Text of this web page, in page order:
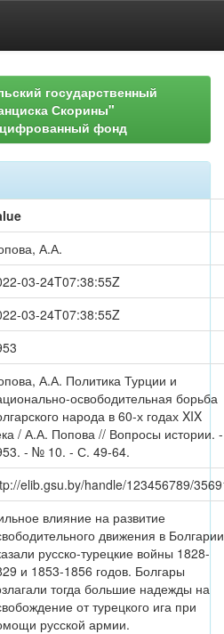
государственный
Скорины"
фонд
А.А.
03-24T07:38:55Z
03-24T07:38:55Z
А.А. Политика Турции и
освободительная борьба
народа в 60-х годах XIX
/ А.А. Попова // Вопросы истории. -
- № 10. - С. 49-64.
elib.gsu.by/handle/123456789/
влияние на развитие
движения в Болгарии
русско-турецкие войны 1828-
и 1853-1856 годов. Болгары
тогда большие надежды на
от турецкого ига при
русской армии.